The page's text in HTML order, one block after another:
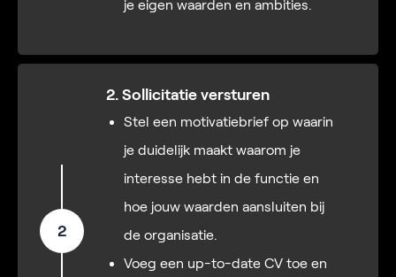
je eigen waarden en ambities.
2
2. Sollicitatie versturen
Stel een motivatiebrief op waarin
je duidelijk maakt waarom je
interesse hebt in de functie en
hoe jouw waarden aansluiten bij
de organisatie.
Voeg een up-to-date CV toe en